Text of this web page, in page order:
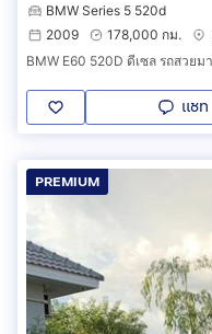
BMW Series 5 520d
2009
178,000 กม.
แชท
PREMIUM